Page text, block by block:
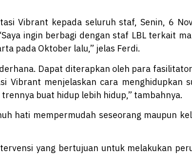
Vibrant kepada seluruh staf, Senin, 6
ingin berbagi dengan staf LBL terkait
pada Oktober lalu,” jelas Ferdi.
Dapat diterapkan oleh para
Vibrant menjelaskan cara menghidupkan
buat hidup lebih hidup,” tambahnya.
hati mempermudah seseorang maupun
yang bertujuan untuk melakukan